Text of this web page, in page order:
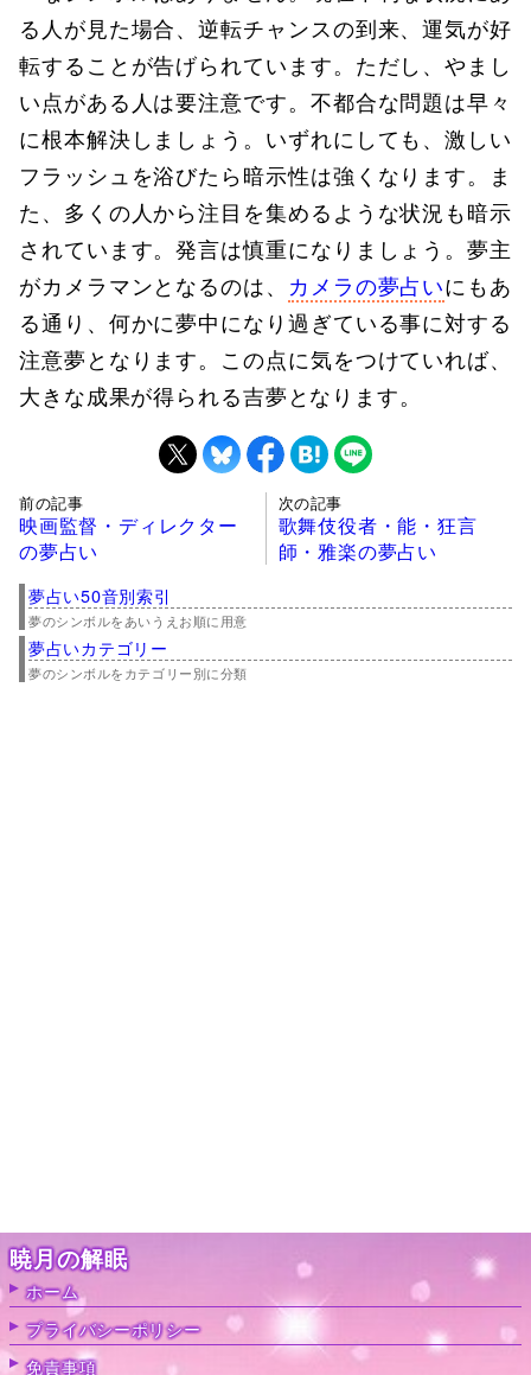
る人が見た場合、逆転チャンスの到来、運気が好
転することが告げられています。ただし、やまし
い点がある人は要注意です。不都合な問題は早々
に根本解決しましょう。いずれにしても、激しい
フラッシュを浴びたら暗示性は強くなります。ま
た、多くの人から注目を集めるような状況も暗示
されています。発言は慎重になりましょう。夢主
がカメラマンとなるのは、 カメラの夢占いにもあ
る通り、何かに夢中になり過ぎている事に対する
注意夢となります。この点に気をつけていれば、
大きな成果が得られる吉夢となります。
前の記事
映画監督・ディレクター
の夢占い
次の記事
歌舞伎役者・能・狂言
師・雅楽の夢占い
夢占い50音別索引
夢のシンボルをあいうえお順に用意
夢占いカテゴリー
夢のシンボルをカテゴリー別に分類
暁月の解眠
ホーム
プライバシーポリシー
免責事項